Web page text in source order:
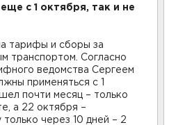
с 1 октября, так и не
тарифы и сборы за
транспортом. Согласно
ведомства Сергеем
применяться с 1
почти месяц – только
а 22 октября –
через 10 дней – 2